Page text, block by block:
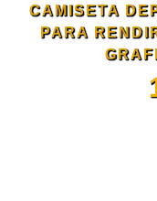
CAMISETA
PARA